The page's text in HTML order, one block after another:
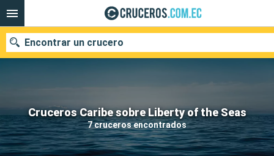
Cruceros Caribe sobre Liberty of the Seas
7 cruceros encontrados
Encontrar un crucero
Nuestros destinos
Fecha de salida